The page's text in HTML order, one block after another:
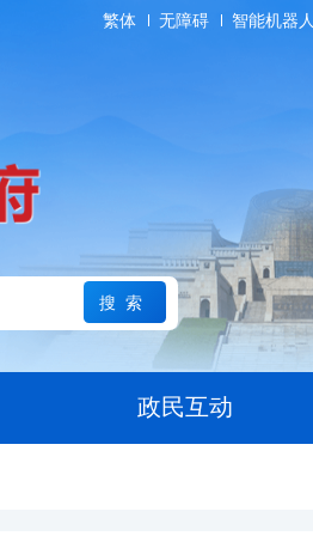
繁体 无障碍 智能机器人
搜索
政民互动